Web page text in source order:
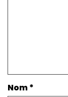
Nom*